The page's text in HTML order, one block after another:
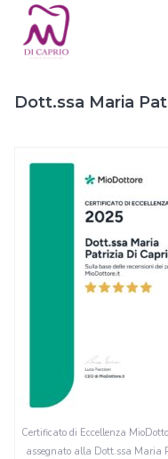
Dott.ssa Maria
Certificato di Eccellenza
assegnato alla Dott.ssa Maria